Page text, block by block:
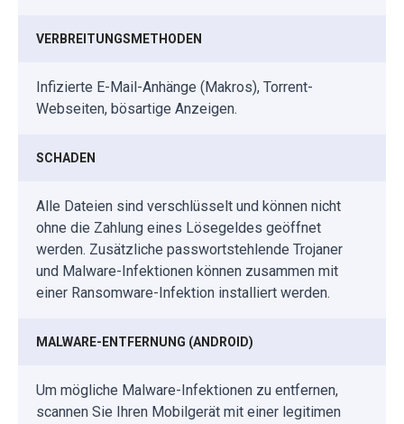
VERBREITUNGSMETHODEN
Infizierte E-Mail-Anhänge (Makros), Torrent-
Webseiten, bösartige Anzeigen.
SCHADEN
Alle Dateien sind verschlüsselt und können nicht
ohne die Zahlung eines Lösegeldes geöffnet
werden. Zusätzliche passwortstehlende Trojaner
und Malware-Infektionen können zusammen mit
einer Ransomware-Infektion installiert werden.
MALWARE-ENTFERNUNG (ANDROID)
Um mögliche Malware-Infektionen zu entfernen,
scannen Sie Ihren Mobilgerät mit einer legitimen